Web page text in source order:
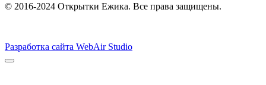
© 2016-2024 Открытки Ежика. Все права защищены.
Разработка сайта WebAir Studio